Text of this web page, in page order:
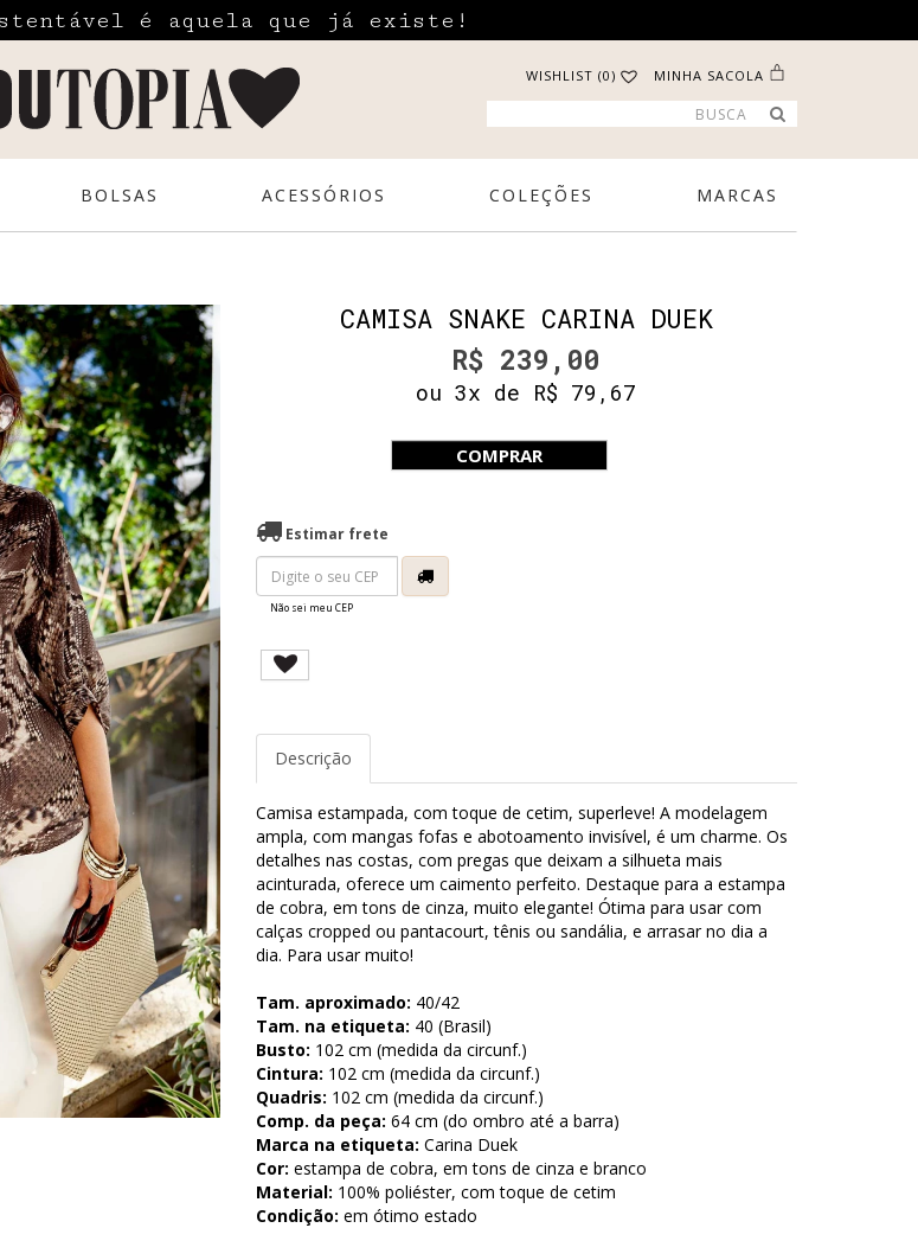
é aquela que já existe!
WISHLIST (0) MINHA SACOLA
BOLSAS ACESSÓRIOS COLEÇÕES MARCAS
CAMISA SNAKE CARINA DUEK
R$ 239,00
ou 3x de R$ 79,67
COMPRAR
Estimar frete
Não sei meu CEP
Descrição
Camisa estampada, com toque de cetim, superleve! A modelagem
ampla, com mangas fofas e abotoamento invisível, é um charme. Os
detalhes nas costas, com pregas que deixam a silhueta mais
acinturada, oferece um caimento perfeito. Destaque para a estampa
de cobra, em tons de cinza, muito elegante! Ótima para usar com
calças cropped ou pantacourt, tênis ou sandália, e arrasar no dia a
dia. Para usar muito!
Tam. aproximado: 40/42
Tam. na etiqueta: 40 (Brasil)
Busto: 102 cm (medida da circunf.)
Cintura: 102 cm (medida da circunf.)
Quadris: 102 cm (medida da circunf.)
Comp. da peça: 64 cm (do ombro até a barra)
Marca na etiqueta: Carina Duek
Cor: estampa de cobra, em tons de cinza e branco
Material: 100% poliéster, com toque de cetim
Condição: em ótimo estado